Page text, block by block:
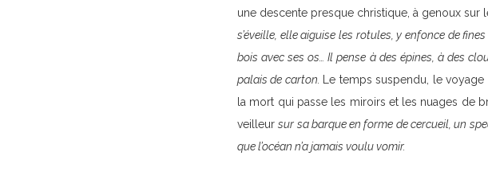
une descente presque christique, à genoux sur
s’éveille, elle aiguise les rotules, y enfonce de
bois avec ses os… Il pense à des épines, à des
palais de carton.
Le temps suspendu, le
la mort qui passe les miroirs et les nuages de
veilleursur sa barque en forme de cercueil, un
que l’océan n’a jamais voulu vomir.